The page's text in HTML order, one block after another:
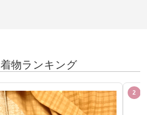
着物ランキング